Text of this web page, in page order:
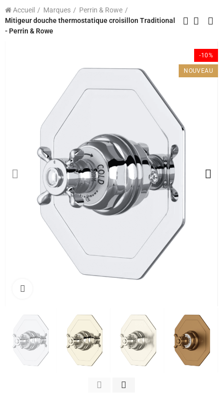
Accueil Marques
Perrin & Rowe
Mitigeur douche thermostatique croisillon Traditional
- Perrin & Rowe
-10%
NOUVEAU